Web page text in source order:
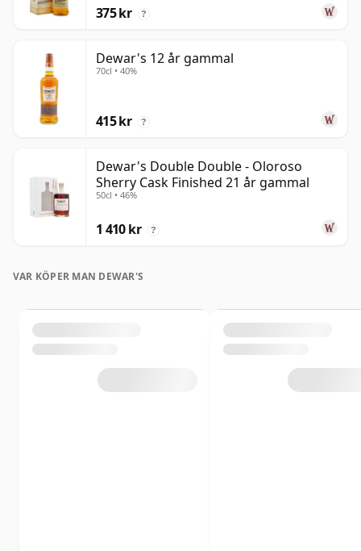
375 kr ?
Dewar's 12 år gammal
70cl • 40%
415 kr ?
Dewar's Double Double - Oloroso
Sherry Cask Finished 21 år gammal
50cl • 46%
1 410 kr ?
VAR KÖPER MAN DEWAR'S